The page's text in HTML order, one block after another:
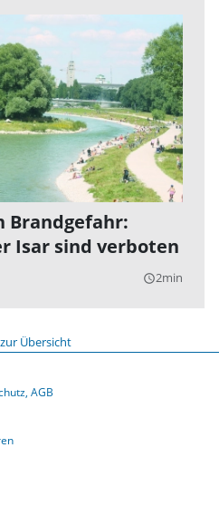
Brandgefahr:
Isar sind verboten
query_builder2min
Übersicht
AGB